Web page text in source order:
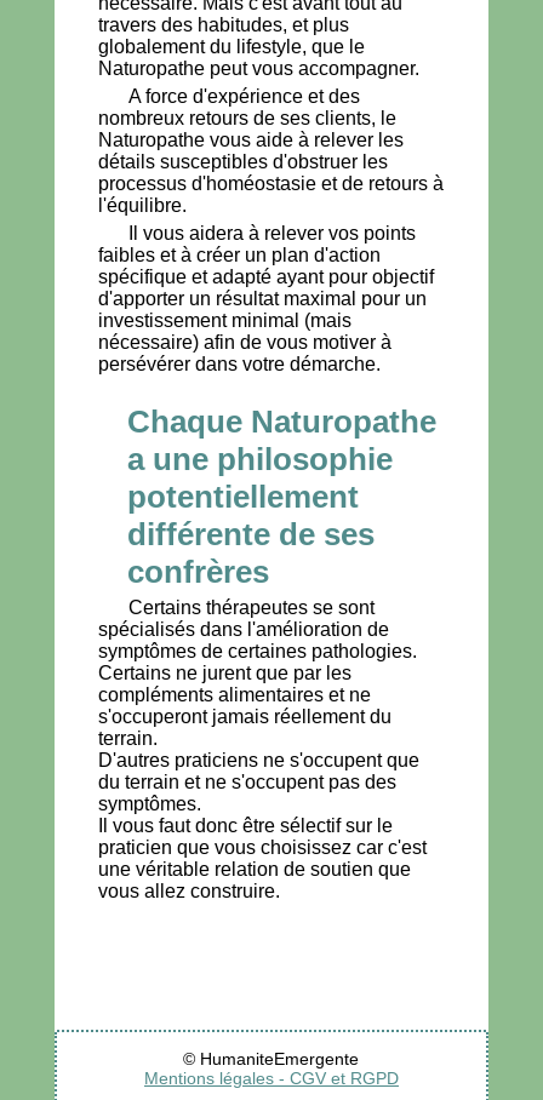
travers des habitudes, et plus
globalement du lifestyle, que le
Naturopathe peut vous accompagner.
A force d'expérience et des
nombreux retours de ses clients, le
Naturopathe vous aide à relever les
détails susceptibles d'obstruer les
processus d'homéostasie et de retours à
l'équilibre.
Il vous aidera à relever vos points
faibles et à créer un plan d'action
spécifique et adapté ayant pour objectif
d'apporter un résultat maximal pour un
investissement minimal (mais
nécessaire) afin de vous motiver à
persévérer dans votre démarche.
Chaque Naturopathe
a une philosophie
potentiellement
différente de ses
confrères
Certains thérapeutes se sont
spécialisés dans l'amélioration de
symptômes de certaines pathologies.
Certains ne jurent que par les
compléments alimentaires et ne
s'occuperont jamais réellement du
terrain.
D'autres praticiens ne s'occupent que
du terrain et ne s'occupent pas des
symptômes.
Il vous faut donc être sélectif sur le
praticien que vous choisissez car c'est
une véritable relation de soutien que
vous allez construire.
© HumaniteEmergente
Mentions légales - CGV et RGPD